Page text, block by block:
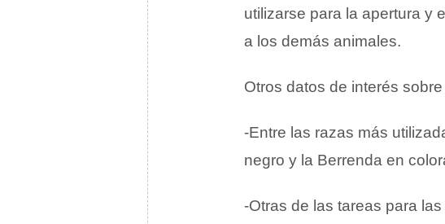
utilizarse para la apertura y
a los demás animales.
Otros datos de interés
-Entre las razas más
negro y la Berrenda en
-Otras de las tareas para